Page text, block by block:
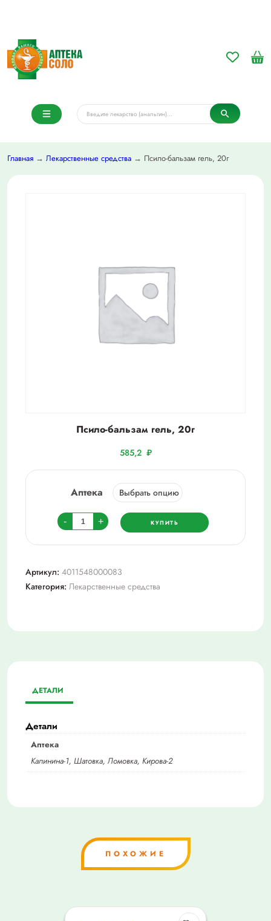
Главная → Лекарственные средства → Псило-бальзам гель, 20г
Псило-бальзам гель, 20г
585,2 ₽
Аптека
-
Количество
товара
Псило-
гель,
20г
+ КУПИТЬ
Артикул: 4011548000083
Категория: Лекарственные средства
ДЕТАЛИ
Детали
Аптека
Калинина-1, Шатовка, Ломовка, Кирова-2
ПОХОЖИЕ